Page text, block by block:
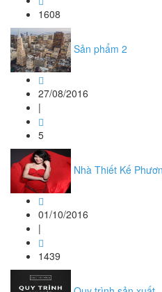
1608
Sản phẩm 2
27/08/2016
|
5
Nhà Thiết Kế
01/10/2016
|
1439